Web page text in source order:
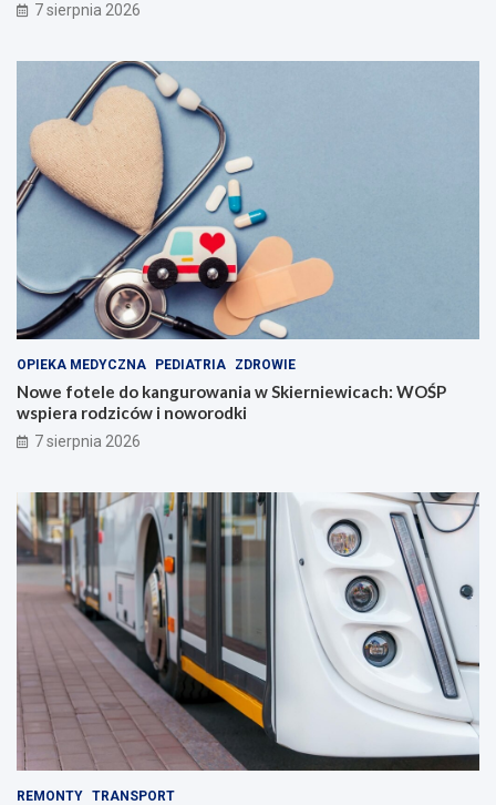
7 sierpnia 2026
OPIEKA MEDYCZNA PEDIATRIA ZDROWIE
Nowe fotele do kangurowania w Skierniewicach: WOŚP
wspiera rodziców i noworodki
7 sierpnia 2026
REMONTY TRANSPORT